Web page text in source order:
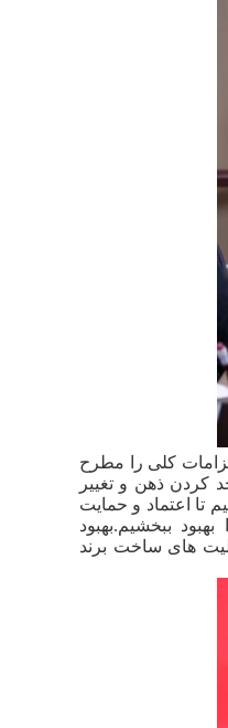
کلی را مطرح
کردن ذهن و تغییر
تا اعتماد و حمایت
ببخشیم.بهبود
های ساخت برند